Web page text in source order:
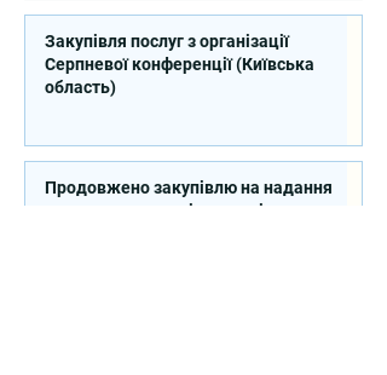
Закупівля послуг з організації
Серпневої конференції (Київська
область)
Продовжено закупівлю на надання
послуг експерта зі стратегічного